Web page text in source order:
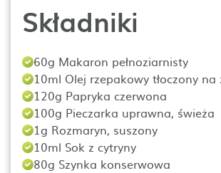
Składniki
60g Makaron pełnoziarnisty
10ml Olej rzepakowy tłoczony na
120g Papryka czerwona
100g Pieczarka uprawna, świeża
1g Rozmaryn, suszony
10ml Sok z cytryny
80g Szynka konserwowa